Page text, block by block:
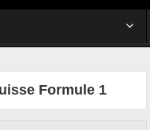
Formule 1